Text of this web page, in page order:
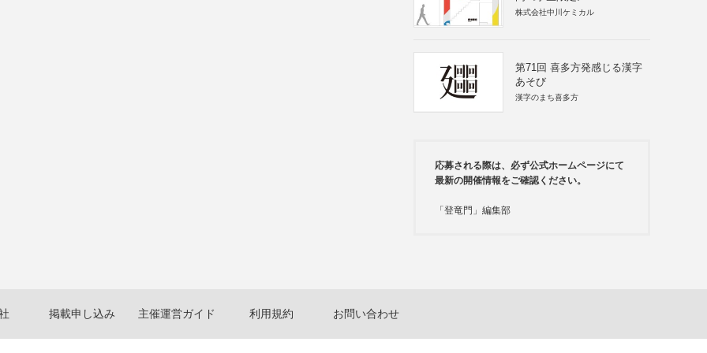
株式会社中川ケミカル
第71回 喜多方発感じる漢字
あそび
漢字のまち喜多方
応募される際は、必ず公式ホームページにて
最新の開催情報をご確認ください。
「登竜門」編集部
掲載申し込み 主催運営ガイド 利用規約 お問い合わせ